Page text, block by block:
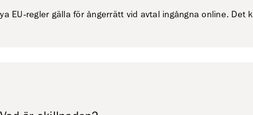
EU‑regler gälla för ångerrätt vid avtal ingångna online. Det